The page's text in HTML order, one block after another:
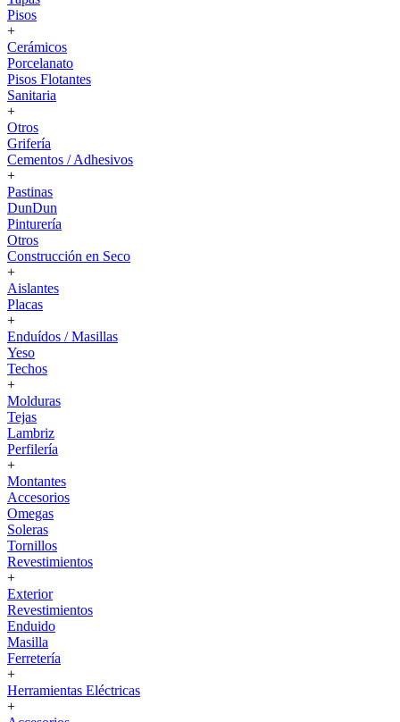
Pisos
+
Cerámicos
Porcelanato
Pisos Flotantes
Sanitaria
+
Otros
Grifería
Cementos / Adhesivos
+
Pastinas
DunDun
Pinturería
Otros
Construcción en Seco
+
Aislantes
Placas
+
Enduídos / Masillas
Yeso
Techos
+
Molduras
Tejas
Lambriz
Perfilería
+
Montantes
Accesorios
Omegas
Soleras
Tornillos
Revestimientos
+
Exterior
Revestimientos
Enduido
Masilla
Ferretería
+
Herramientas Eléctricas
+